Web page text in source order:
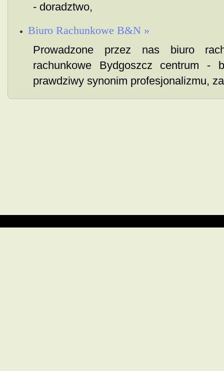
- doradztwo,
Biuro Rachunkowe B&N »
Prowadzone przez nas biuro
rachunkowe Bydgoszcz centrum -
prawdziwy synonim profesjonalizmu,